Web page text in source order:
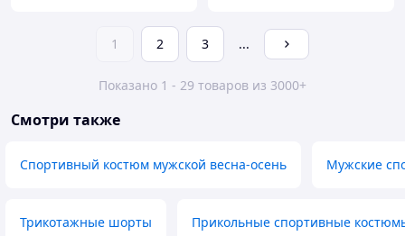
1 2 3 ...
Показано 1 - 29 товаров из 3000+
Смотри также
Спортивный костюм мужской весна-осень Мужские
Трикотажные шорты Прикольные спортивные